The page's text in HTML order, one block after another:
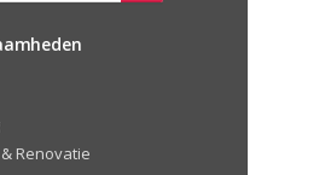
Renovatie